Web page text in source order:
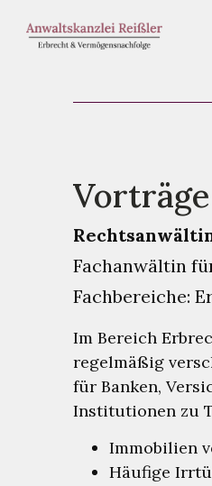
Fachanwältin
Fachbereiche:
Im Bereich
regelmäßig
für Banken,
Institutionen zu
Immobilien
Häufige